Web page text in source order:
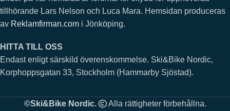
tillhörande Lars Nelson och Luca Mara. Hemsidan produceras
av Reklamfirman.com i Jönköping.
HITTA TILL OSS
Endast enligt särskild överenskommelse. Ski&Bike Nordic,
Korphoppsgatan 33, Stockholm (Hammarby Sjöstad).
©Ski&Bike Nordic. Alla rättigheter förbehållna.